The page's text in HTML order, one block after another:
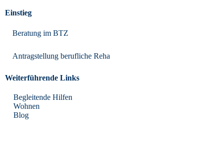
Einstieg
Beratung im BTZ
Antragstellung berufliche Reha
Weiterführende Links
Begleitende Hilfen
Wohnen
Blog